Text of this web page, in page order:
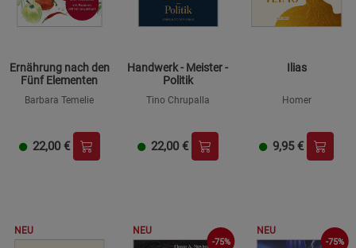
Ernährung nach den
Fünf Elementen
Barbara Temelie
22,00 €
Handwerk - Meister -
Politik
Tino Chrupalla
22,00 €
Ilias
Homer
9,95 €
NEU NEU
-75%
NEU
-75%